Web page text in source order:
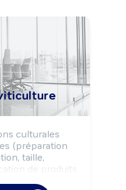
culturales
(préparation
taille,
de produits